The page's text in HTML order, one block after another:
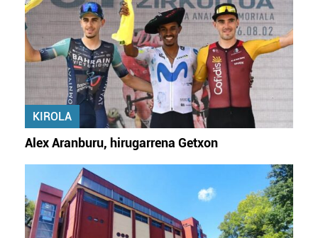
Lortu zure datu pertsonalak prozesatzeko moduari
buruzko informazio gehiago eta ezarri zure lehentasunak
datuen atalean. Edozein unetan alda edo ken dezakezu
zure baimena Cookieen adierazpenean.
Webgune honek cookie propioak eta hirugarrenen cookie-
fitxategiak erabiltzen ditu. Zure esperientzia eta
zerbitzuak hobetzeko asmoz, cookie teknologiaz
baliatzen gara. Ohar hau onartuz gero, teknologia hori
erabiltzeko baimen esplizitua ematen diguzu.
Gehiago
irakurri
KIROLA
Alex Aranburu, hirugarrena Getxon